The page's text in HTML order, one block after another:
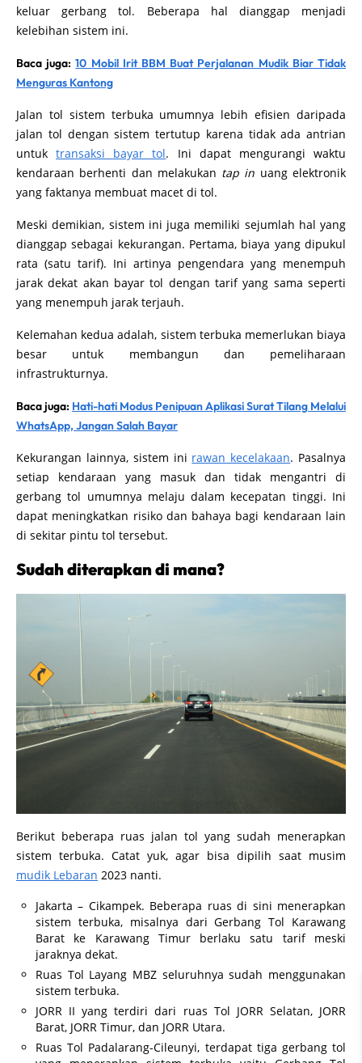
keluar gerbang tol. Beberapa hal dianggap menjadi
kelebihan sistem ini.
Baca juga:10 Mobil Irit BBM Buat Perjalanan Mudik Biar Tidak
Menguras Kantong
Jalan tol sistem terbuka umumnya lebih efisien daripada
jalan tol dengan sistem tertutup karena tidak ada antrian
untuktransaksi bayar tol. Ini dapat mengurangi waktu
kendaraan berhenti dan melakukan tap in uang elektronik
yang faktanya membuat macet di tol.
Meski demikian, sistem ini juga memiliki sejumlah hal yang
dianggap sebagai kekurangan. Pertama, biaya yang dipukul
rata (satu tarif). Ini artinya pengendara yang menempuh
jarak dekat akan bayar tol dengan tarif yang sama seperti
yang menempuh jarak terjauh.
Kelemahan kedua adalah, sistem terbuka memerlukan biaya
besar untuk membangun dan pemeliharaan
infrastrukturnya.
Baca juga: Hati-hati Modus Penipuan Aplikasi Surat Tilang Melalui
WhatsApp, Jangan Salah Bayar
Kekurangan lainnya, sistem ini rawan kecelakaan. Pasalnya
setiap kendaraan yang masuk dan tidak mengantri di
gerbang tol umumnya melaju dalam kecepatan tinggi. Ini
dapat meningkatkan risiko dan bahaya bagi kendaraan lain
di sekitar pintu tol tersebut.
Sudah diterapkan di mana?
Berikut beberapa ruas jalan tol yang sudah menerapkan
sistem terbuka. Catat yuk, agar bisa dipilih saat musim
mudik Lebaran 2023 nanti.
Jakarta – Cikampek. Beberapa ruas di sini menerapkan
sistem terbuka, misalnya dari Gerbang Tol Karawang
Barat ke Karawang Timur berlaku satu tarif meski
jaraknya dekat.
Ruas Tol Layang MBZ seluruhnya sudah menggunakan
sistem terbuka.
JORR II yang terdiri dari ruas Tol JORR Selatan, JORR
Barat, JORR Timur, dan JORR Utara.
Ruas Tol Padalarang-Cileunyi, terdapat tiga gerbang tol